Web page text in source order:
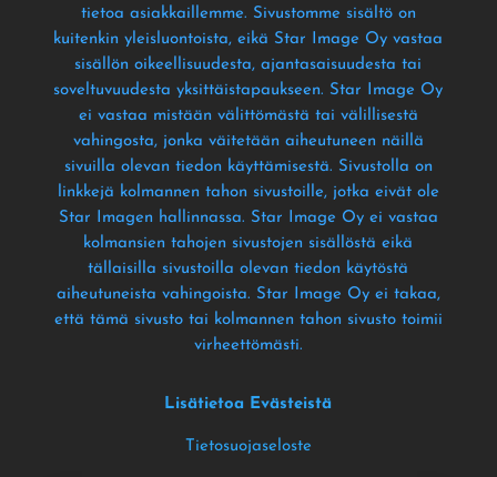
tietoa asiakkaillemme. Sivustomme sisältö on
kuitenkin yleisluontoista, eikä Star Image Oy vastaa
sisällön oikeellisuudesta, ajantasaisuudesta tai
soveltuvuudesta yksittäistapaukseen. Star Image Oy
ei vastaa mistään välittömästä tai välillisestä
vahingosta, jonka väitetään aiheutuneen näillä
sivuilla olevan tiedon käyttämisestä. Sivustolla on
linkkejä kolmannen tahon sivustoille, jotka eivät ole
Star Imagen hallinnassa. Star Image Oy ei vastaa
kolmansien tahojen sivustojen sisällöstä eikä
tällaisilla sivustoilla olevan tiedon käytöstä
aiheutuneista vahingoista. Star Image Oy ei takaa,
että tämä sivusto tai kolmannen tahon sivusto toimii
virheettömästi.
Lisätietoa Evästeistä
Tietosuojaseloste